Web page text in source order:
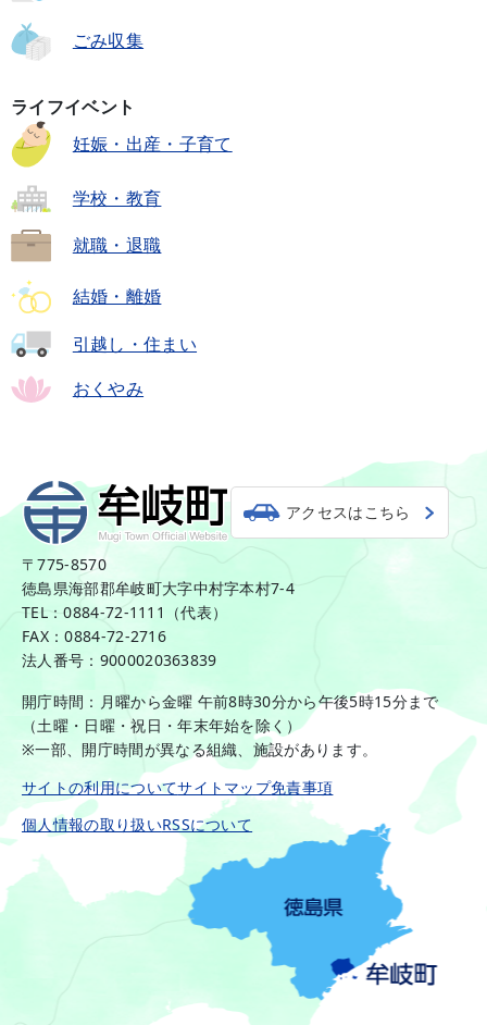
ごみ収集
ライフイベント
妊娠・出産・子育て
学校・教育
就職・退職
結婚・離婚
引越し・住まい
おくやみ
アクセスはこちら
〒775-8570
徳島県海部郡牟岐町大字中村字本村7-4
TEL：0884-72-1111（代表）
FAX：0884-72-2716
法人番号：9000020363839
開庁時間：月曜から金曜 午前8時30分から午後5時15分まで
（土曜・日曜・祝日・年末年始を除く）
※一部、開庁時間が異なる組織、施設があります。
サイトの利用についてサイトマップ免責事項
個人情報の取り扱いRSSについて